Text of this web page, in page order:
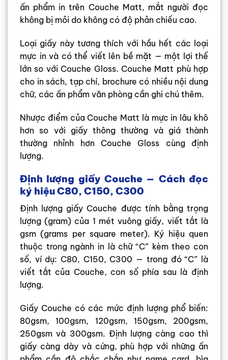
ấn phẩm in trên Couche Matt, mắt người đọc
không bị mỏi do không có độ phản chiếu cao.
Loại giấy này tương thích với hầu hết các loại
mực in và có thể viết lên bề mặt — một lợi thế
lớn so với Couche Gloss. Couche Matt phù hợp
cho in sách, tạp chí, brochure có nhiều nội dung
chữ, các ấn phẩm văn phòng cần ghi chú thêm.
Nhược điểm của Couche Matt là mực in lâu khô
hơn so với giấy thông thường và giá thành
thường nhỉnh hơn Couche Gloss cùng định
lượng.
Định lượng giấy Couche — Cách đọc
ký hiệu C80, C150, C300
Định lượng giấy Couche được tính bằng trọng
lượng (gram) của 1 mét vuông giấy, viết tắt là
gsm (grams per square meter). Ký hiệu quen
thuộc trong ngành in là chữ “C” kèm theo con
số, ví dụ: C80, C150, C300 — trong đó “C” là
viết tắt của Couche, con số phía sau là định
lượng.
Giấy Couche có các mức định lượng phổ biến:
80gsm, 100gsm, 120gsm, 150gsm, 200gsm,
250gsm và 300gsm. Định lượng càng cao thì
giấy càng dày và cứng, phù hợp với những ấn